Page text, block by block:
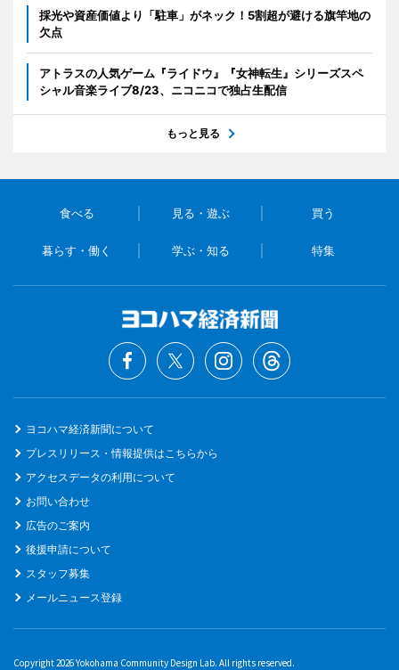
採光や資産価値より「駐車」がネック！5割超が避ける旗竿地の
欠点
アトラスの人気ゲーム『ライドウ』『女神転生』シリーズスペ
シャル音楽ライブ8/23、ニコニコで独占生配信
もっと見る
食べる 見る・遊ぶ 買う
暮らす・働く 学ぶ・知る 特集
ヨコハマ経済新聞について
プレスリリース・情報提供はこちらから
アクセスデータの利用について
お問い合わせ
広告のご案内
後援申請について
スタッフ募集
メールニュース登録
Copyright 2026 Yokohama Community Design Lab. All rights reserved.